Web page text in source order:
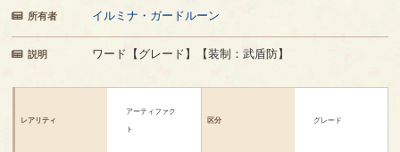
所有者 イルミナ・ガードルーン
説明 ワード【グレード】【装制：武盾防】
レアリティ
アーティファク
ト
区分 グレード